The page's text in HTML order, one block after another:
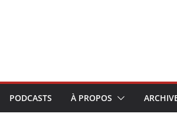
PODCASTS À PROPOS